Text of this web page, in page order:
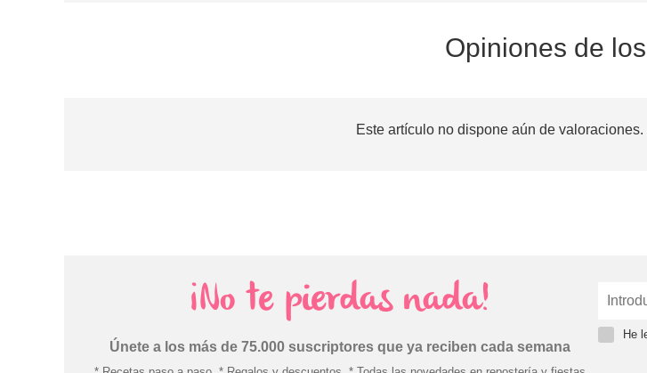
Opiniones de
Este artículo no dispone aún de
¡No te pierdas nada!
Únete a los más de 75.000 suscriptores que ya reciben cada semana
He